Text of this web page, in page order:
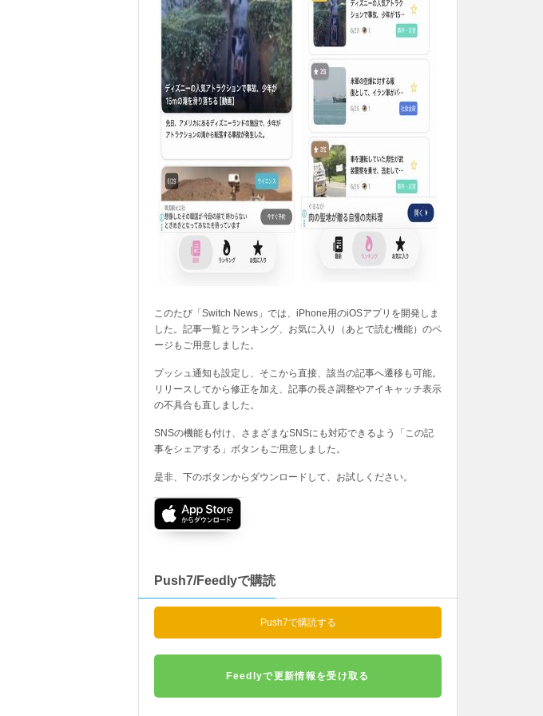
このたび「Switch News」では、iPhone用のiOSアプリを開発しま
した。記事一覧とランキング、お気に入り（あとで読む機能）のペ
ージもご用意しました。
プッシュ通知も設定し、そこから直接、該当の記事へ遷移も可能。
リリースしてから修正を加え、記事の長さ調整やアイキャッチ表示
の不具合も直しました。
SNSの機能も付け、さまざまなSNSにも対応できるよう「この記
事をシェアする」ボタンもご用意しました。
是非、下のボタンからダウンロードして、お試しください。
Push7/Feedlyで購読
Push7で購読する
Feedlyで更新情報を受け取る